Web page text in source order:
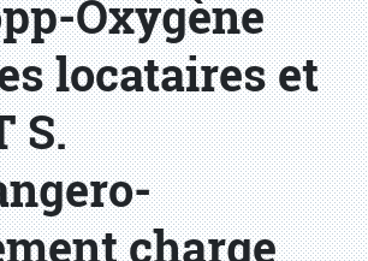
Oxygène
locataires et
S.
charge